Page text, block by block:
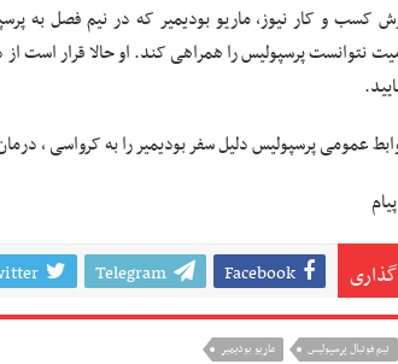
کسب و کار نیوز، ماریو بودیمیر که در نیم فصل به
نتوانست پرسپولیس را همراهی کند. او حالا قرار است از
عمومی پرسپولیس دلیل سفر بودیمیر را به کرواسی ،
Facebook
Telegram
تيم فوتبال پرسپوليس ماریو بودیمیر